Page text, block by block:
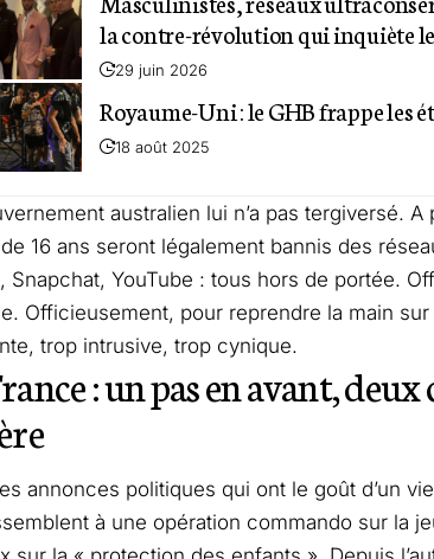
la contre-révolution qui inquiète
29 juin 2026
Royaume-Uni : le GHB frappe les
18 août 2025
australien lui n’a pas tergiversé. A
16 ans seront légalement bannis des
Snapchat, YouTube : tous hors de portée.
Officieusement, pour reprendre la main
trop intrusive, trop cynique.
: un pas en avant,
annonces politiques qui ont le goût d’un
à une opération commando sur la